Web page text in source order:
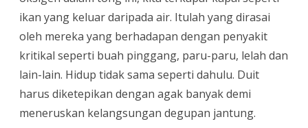
ikan yang keluar daripada air. Itulah yang dirasai
oleh mereka yang berhadapan dengan penyakit
kritikal seperti buah pinggang, paru-paru, lelah dan
lain-lain. Hidup tidak sama seperti dahulu. Duit
harus diketepikan dengan agak banyak demi
meneruskan kelangsungan degupan jantung.